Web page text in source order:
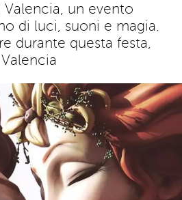
Valencia, un evento
di luci, suoni e magia.
durante questa festa,
Valencia